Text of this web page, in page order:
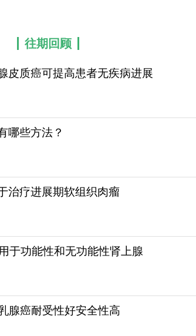
免油腻食物，必要时服用止吐药（如
胆红素），若出现黄疸、尿色加深
医嘱调整用药。过敏反应：若出现皮
微信，我们将竭诚为您服务！
tukatini/
往期回顾
皮质癌可提高患者无疾病进展
哪些方法？
治疗进展期软组织肉瘤
于功能性和无功能性肾上腺
腺癌耐受性好安全性高